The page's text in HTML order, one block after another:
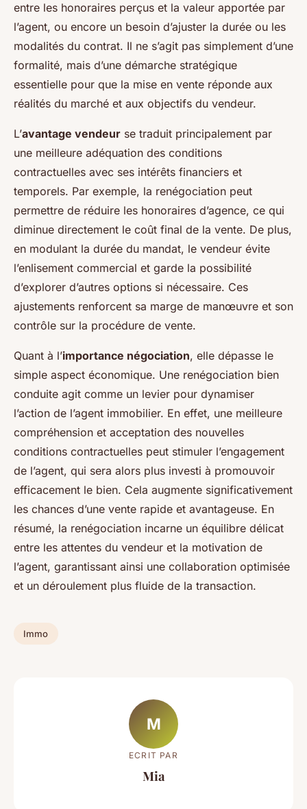
entre les honoraires perçus et la valeur apportée par
l’agent, ou encore un besoin d’ajuster la durée ou les
modalités du contrat. Il ne s’agit pas simplement d’une
formalité, mais d’une démarche stratégique
essentielle pour que la mise en vente réponde aux
réalités du marché et aux objectifs du vendeur.
L’avantage vendeur se traduit principalement par
une meilleure adéquation des conditions
contractuelles avec ses intérêts financiers et
temporels. Par exemple, la renégociation peut
permettre de réduire les honoraires d’agence, ce qui
diminue directement le coût final de la vente. De plus,
en modulant la durée du mandat, le vendeur évite
l’enlisement commercial et garde la possibilité
d’explorer d’autres options si nécessaire. Ces
ajustements renforcent sa marge de manœuvre et son
contrôle sur la procédure de vente.
Quant à l’importance négociation, elle dépasse le
simple aspect économique. Une renégociation bien
conduite agit comme un levier pour dynamiser
l’action de l’agent immobilier. En effet, une meilleure
compréhension et acceptation des nouvelles
conditions contractuelles peut stimuler l’engagement
de l’agent, qui sera alors plus investi à promouvoir
efficacement le bien. Cela augmente significativement
les chances d’une vente rapide et avantageuse. En
résumé, la renégociation incarne un équilibre délicat
entre les attentes du vendeur et la motivation de
l’agent, garantissant ainsi une collaboration optimisée
et un déroulement plus fluide de la transaction.
Immo
M
ECRIT PAR
Mia